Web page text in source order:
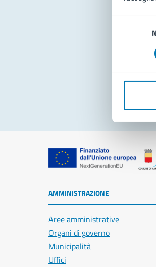
AMMINISTRAZIONE
Aree amministrative
Organi di governo
Municipalità
Uffici